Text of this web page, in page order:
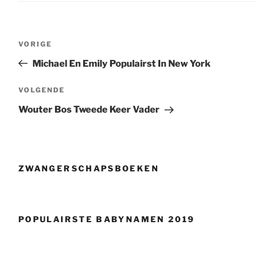
Vorig
bericht
VORIGE
Michael En Emily Populairst In New York
Volgend
bericht
VOLGENDE
Wouter Bos Tweede Keer Vader
ZWANGERSCHAPSBOEKEN
POPULAIRSTE BABYNAMEN 2019